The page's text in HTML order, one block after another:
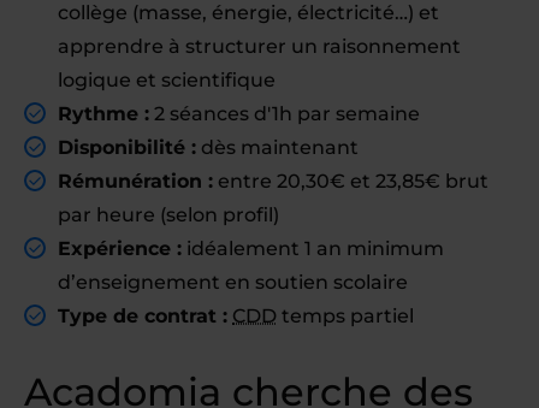
collège (masse, énergie, électricité…) et
apprendre à structurer un raisonnement
logique et scientifique
Rythme : 2 séances d'1h par semaine
Disponibilité : dès maintenant
Rémunération : entre 20,30€ et 23,85€ brut
par heure (selon profil)
Expérience : idéalement 1 an minimum
d’enseignement en soutien scolaire
Type de contrat : CDD temps partiel
Acadomia cherche des